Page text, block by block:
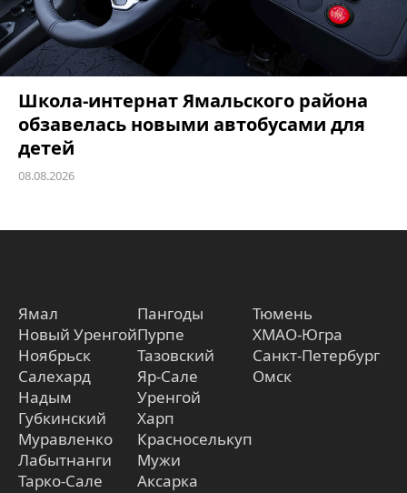
Школа-интернат Ямальского района
обзавелась новыми автобусами для
детей
08.08.2026
Ямал
Новый Уренгой
Ноябрьск
Салехард
Надым
Губкинский
Муравленко
Лабытнанги
Тарко-Сале
Пангоды
Пурпе
Тазовский
Яр-Сале
Уренгой
Харп
Красноселькуп
Мужи
Аксарка
Тюмень
ХМАО-Югра
Санкт-Петербург
Омск